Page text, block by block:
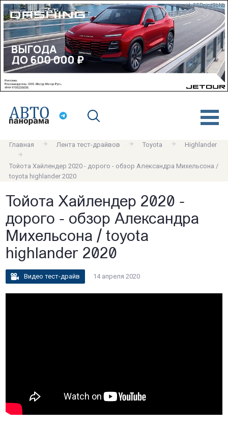
erid: 2SDnjcd9bNb
Главная Лента тест-драйвов Toyota Highlander
Тойота Хайлендер 2020 - дорого - обзор Александра Михельсона /
toyota highlander 2020
Тойота Хайлендер 2020 -
дорого - обзор Александра
Михельсона / toyota
highlander 2020
Видео тест-драйв 14 апреля 2020